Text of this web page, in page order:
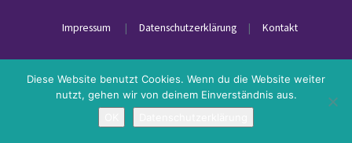
Impressum | Datenschutzerklärung | Kontakt
Diese Website benutzt Cookies. Wenn du die Website weiter
nutzt, gehen wir von deinem Einverständnis aus.